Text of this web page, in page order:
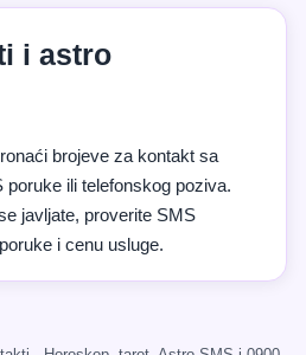
i astro
brojeve za kontakt sa
ili telefonskog poziva.
javljate, proverite SMS
i cenu usluge.